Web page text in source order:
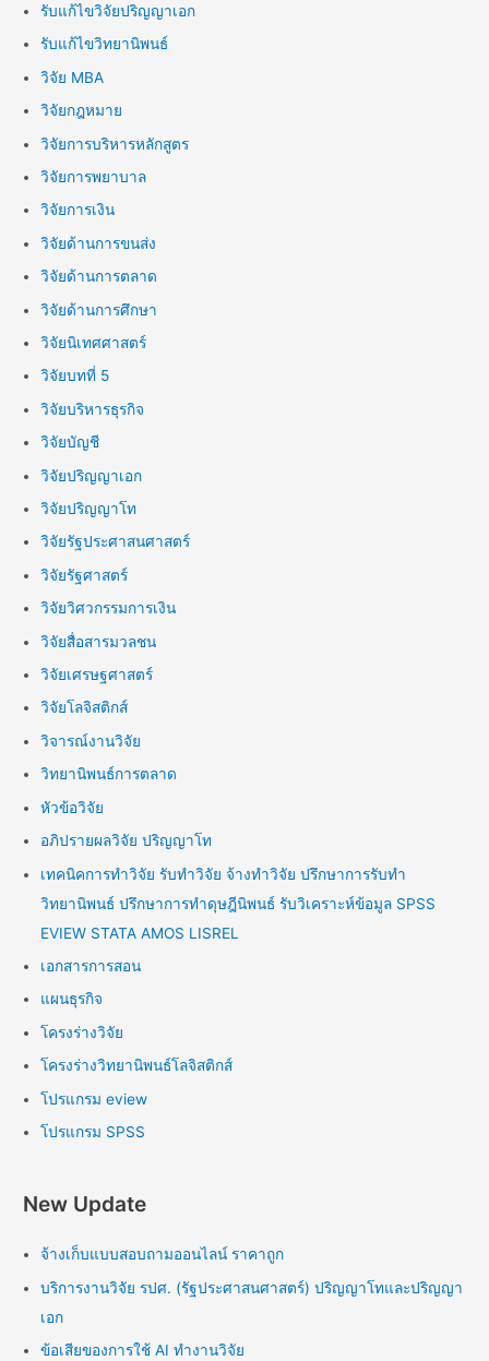
รับแก้ไขวิจัยปริญญาเอก
รับแก้ไขวิทยานิพนธ์
วิจัย MBA
วิจัยกฎหมาย
วิจัยการบริหารหลักสูตร
วิจัยการพยาบาล
วิจัยการเงิน
วิจัยด้านการขนส่ง
วิจัยด้านการตลาด
วิจัยด้านการศึกษา
วิจัยนิเทศศาสตร์
วิจัยบทที่ 5
วิจัยบริหารธุรกิจ
วิจัยบัญชี
วิจัยปริญญาเอก
วิจัยปริญญาโท
วิจัยรัฐประศาสนศาสตร์
วิจัยรัฐศาสตร์
วิจัยวิศวกรรมการเงิน
วิจัยสื่อสารมวลชน
วิจัยเศรษฐศาสตร์
วิจัยโลจิสติกส์
วิจารณ์งานวิจัย
วิทยานิพนธ์การตลาด
หัวข้อวิจัย
อภิปรายผลวิจัย ปริญญาโท
เทคนิคการทำวิจัย รับทำวิจัย จ้างทำวิจัย ปรึกษาการรับทำ
วิทยานิพนธ์ ปรึกษาการทำดุษฎีนิพนธ์ รับวิเคราะห์ข้อมูล SPSS
EVIEW STATA AMOS LISREL
เอกสารการสอน
แผนธุรกิจ
โครงร่างวิจัย
โครงร่างวิทยานิพนธ์โลจิสติกส์
โปรแกรม eview
โปรแกรม SPSS
New Update
จ้างเก็บแบบสอบถามออนไลน์ ราคาถูก
บริการงานวิจัย รปศ. (รัฐประศาสนศาสตร์) ปริญญาโทและปริญญา
เอก
ข้อเสียของการใช้ AI ทำงานวิจัย